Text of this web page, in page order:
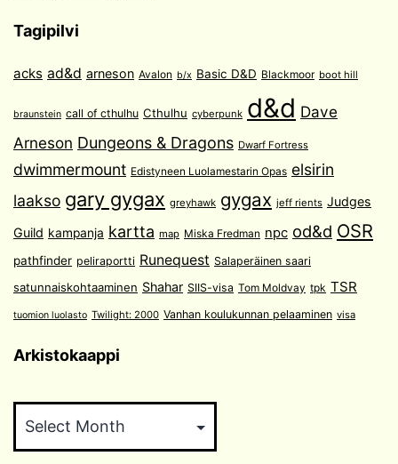
Tagipilvi
acks ad&d arneson Avalon b/x Basic D&D Blackmoor boot hill
braunstein call of cthulhu Cthulhu cyberpunk d&d Dave
Arneson Dungeons & Dragons Dwarf Fortress
dwimmermount Edistyneen Luolamestarin Opas elsirin
laakso gary gygax greyhawk gygax jeff rients Judges
Guild kampanja kartta map Miska Fredman npc od&d OSR
pathfinder peliraportti Runequest Salaperäinen saari
satunnaiskohtaaminen Shahar SIIS-visa Tom Moldvay tpk TSR
tuomion luolasto Twilight: 2000 Vanhan koulukunnan pelaaminen visa
Arkistokaappi